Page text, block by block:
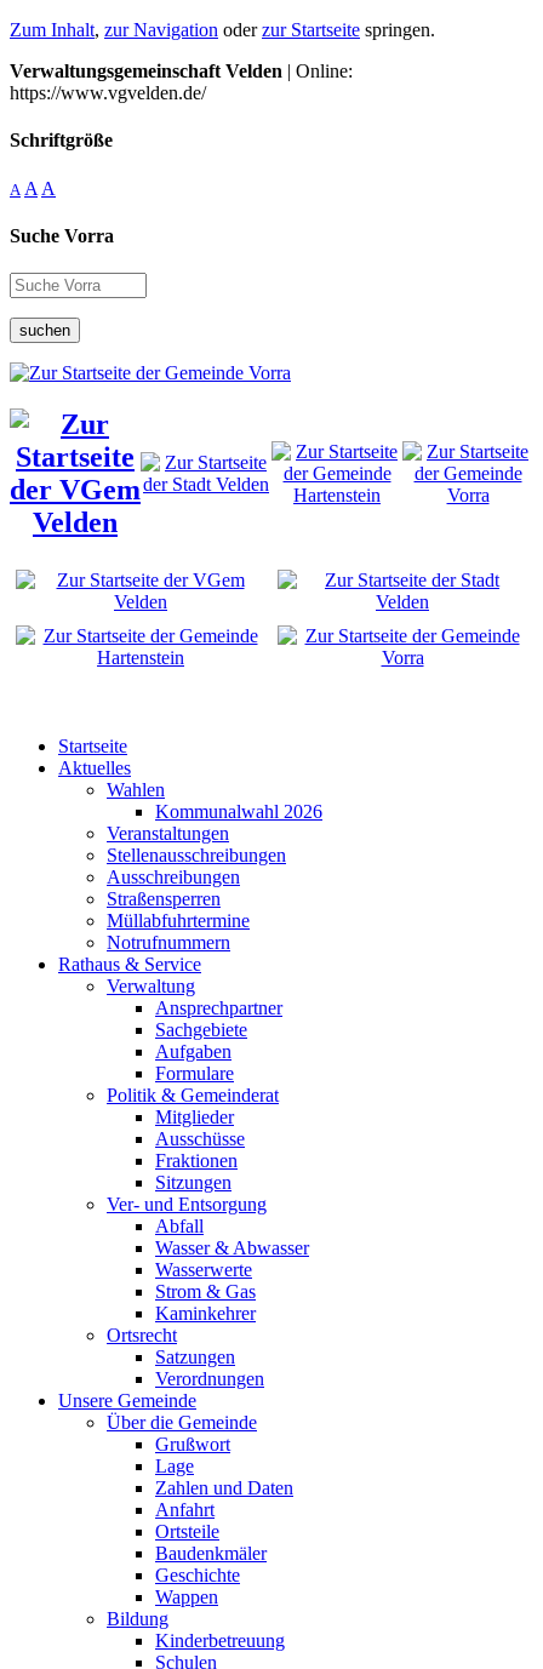
Zum Inhalt, zur Navigation oderzur Startseite springen.
Verwaltungsgemeinschaft Velden | Online:
https://www.vgvelden.de/
Schriftgröße
A A A
Suche Vorra
suchen
Startseite
Aktuelles
Wahlen
Kommunalwahl 2026
Veranstaltungen
Stellenausschreibungen
Ausschreibungen
Straßensperren
Müllabfuhrtermine
Notrufnummern
Rathaus & Service
Verwaltung
Ansprechpartner
Sachgebiete
Aufgaben
Formulare
Politik & Gemeinderat
Mitglieder
Ausschüsse
Fraktionen
Sitzungen
Ver- und Entsorgung
Abfall
Wasser & Abwasser
Wasserwerte
Strom & Gas
Kaminkehrer
Ortsrecht
Satzungen
Verordnungen
Unsere Gemeinde
Über die Gemeinde
Grußwort
Lage
Zahlen und Daten
Anfahrt
Ortsteile
Baudenkmäler
Geschichte
Wappen
Bildung
Kinderbetreuung
Schulen